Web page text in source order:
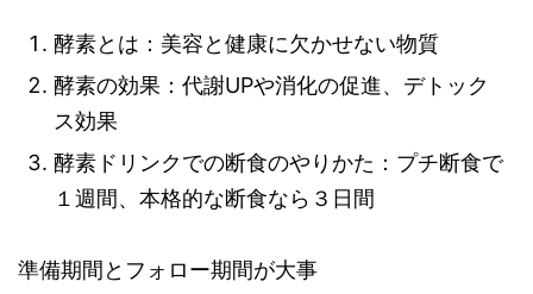
酵素とは：美容と健康に欠かせない物質
酵素の効果：代謝UPや消化の促進、デトック
ス効果
酵素ドリンクでの断食のやりかた：プチ断食で
１週間、本格的な断食なら３日間
準備期間とフォロー期間が大事